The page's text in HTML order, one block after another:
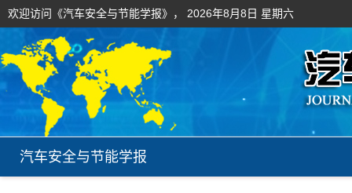
欢迎访问《汽车安全与节能学报》， 2026年8月8日 星期六
汽车安全与节能学报